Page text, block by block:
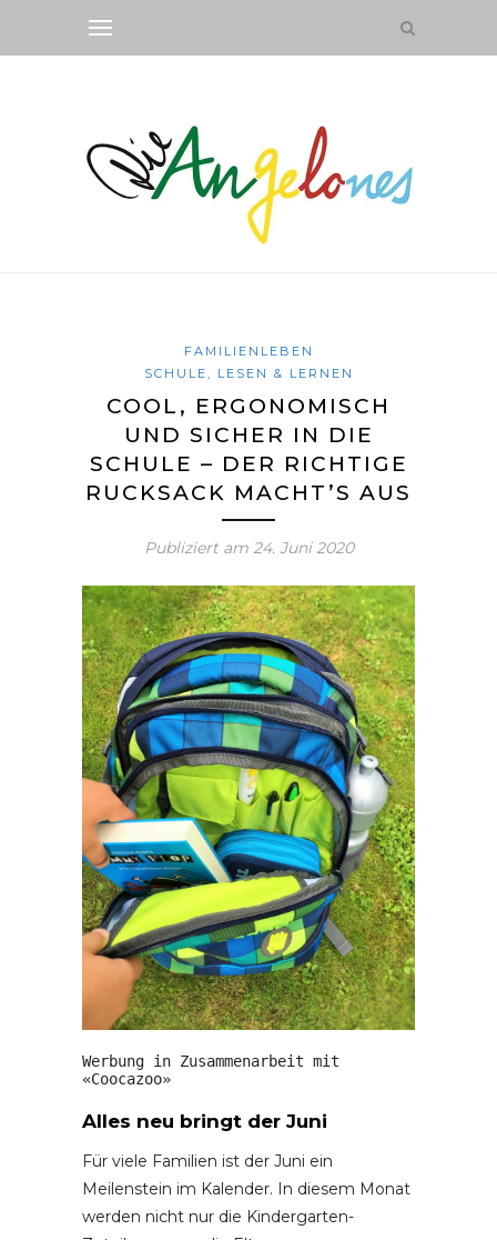
FAMILIENLEBEN
SCHULE, LESEN & LERNEN
COOL, ERGONOMISCH
UND SICHER IN DIE
SCHULE – DER RICHTIGE
RUCKSACK MACHT’S AUS
Publiziert am 24. Juni 2020
Werbung in Zusammenarbeit mit
«Coocazoo»
Alles neu bringt der Juni
Für viele Familien ist der Juni ein
Meilenstein im Kalender. In diesem Monat
werden nicht nur die Kindergarten-